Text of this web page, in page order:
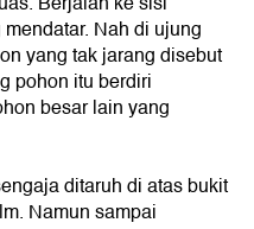
Nah di ujung
yang tak jarang disebut
pohon itu berdiri
besar lain yang
ditaruh di atas bukit
Namun sampai